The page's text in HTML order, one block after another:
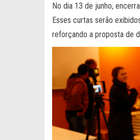
No dia 13 de junho,
Esses curtas serão
reforçando a proposta de